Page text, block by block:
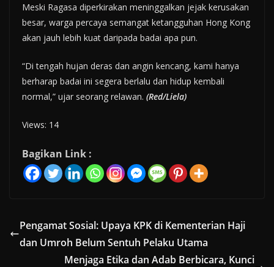
Meski Ragasa diperkirakan meninggalkan jejak kerusakan
besar, warga percaya semangat ketangguhan Hong Kong
akan jauh lebih kuat daripada badai apa pun.
“Di tengah hujan deras dan angin kencang, kami hanya
berharap badai ini segera berlalu dan hidup kembali
normal,” ujar seorang relawan. (Red/Liela)
Views: 14
Bagikan Link :
Pengamat Sosial: Upaya KPK di Kementerian Haji
dan Umroh Belum Sentuh Pelaku Utama
Menjaga Etika dan Adab Berbicara, Kunci